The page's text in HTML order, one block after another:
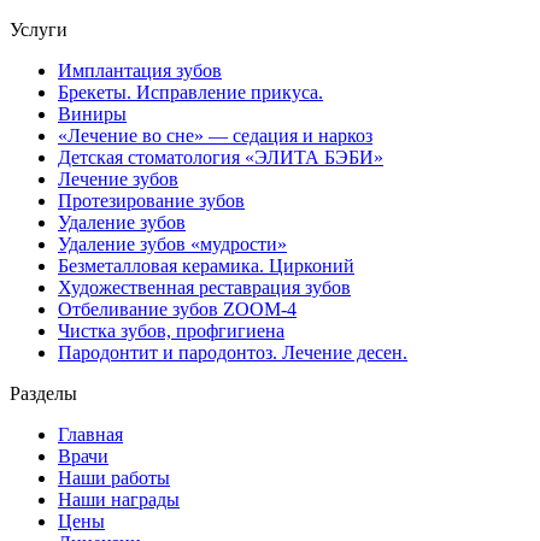
Услуги
Имплантация зубов
Брекеты. Исправление прикуса.
Виниры
«Лечение во сне» — седация и наркоз
Детская стоматология «ЭЛИТА БЭБИ»
Лечение зубов
Протезирование зубов
Удаление зубов
Удаление зубов «мудрости»
Безметалловая керамика. Цирконий
Художественная реставрация зубов
Отбеливание зубов ZOOM-4
Чистка зубов, профгигиена
Пародонтит и пародонтоз. Лечение десен.
Разделы
Главная
Врачи
Наши работы
Наши награды
Цены